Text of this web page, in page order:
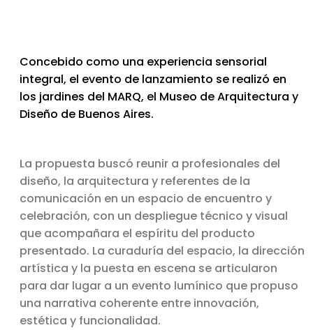
Concebido como una experiencia sensorial
integral, el evento de lanzamiento se realizó en
los jardines del MARQ, el Museo de Arquitectura y
Diseño de Buenos Aires.
La propuesta buscó reunir a profesionales del
diseño, la arquitectura y referentes de la
comunicación en un espacio de encuentro y
celebración, con un despliegue técnico y visual
que acompañara el espíritu del producto
presentado. La curaduría del espacio, la dirección
artística y la puesta en escena se articularon
para dar lugar a un evento lumínico que propuso
una narrativa coherente entre innovación,
estética y funcionalidad.